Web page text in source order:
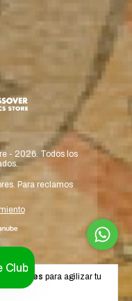
cookies para agilizar tu
- 2026. Todos los
Para reclamos